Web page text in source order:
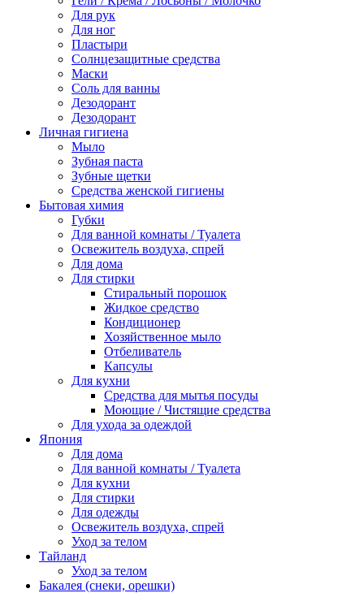
Для рук
Для ног
Пластыри
Солнцезащитные средства
Маски
Соль для ванны
Дезодорант
Дезодорант
Личная гигиена
Мыло
Зубная паста
Зубные щетки
Средства женской гигиены
Бытовая химия
Губки
Для ванной комнаты / Туалета
Освежитель воздуха, спрей
Для дома
Для стирки
Стиральный порошок
Жидкое средство
Кондиционер
Хозяйственное мыло
Отбеливатель
Капсулы
Для кухни
Средства для мытья посуды
Моющие / Чистящие средства
Для ухода за одеждой
Япония
Для дома
Для ванной комнаты / Туалета
Для кухни
Для стирки
Для одежды
Освежитель воздуха, спрей
Уход за телом
Тайланд
Уход за телом
Бакалея (снеки, орешки)